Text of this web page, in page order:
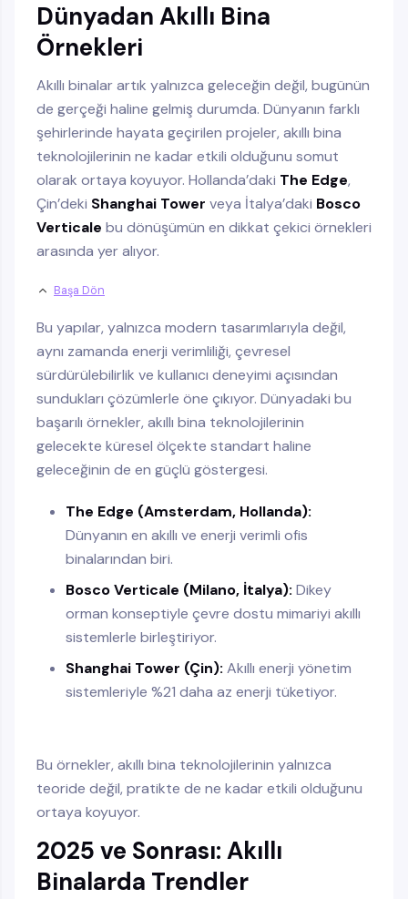
Dünyadan Akıllı Bina
Örnekleri
Akıllı binalar artık yalnızca geleceğin değil, bugünün
de gerçeği haline gelmiş durumda. Dünyanın farklı
şehirlerinde hayata geçirilen projeler, akıllı bina
teknolojilerinin ne kadar etkili olduğunu somut
olarak ortaya koyuyor. Hollanda’daki The Edge,
Çin’deki Shanghai Tower veya İtalya’daki Bosco
Verticale bu dönüşümün en dikkat çekici örnekleri
arasında yer alıyor.
Başa Dön
Bu yapılar, yalnızca modern tasarımlarıyla değil,
aynı zamanda enerji verimliliği, çevresel
sürdürülebilirlik ve kullanıcı deneyimi açısından
sundukları çözümlerle öne çıkıyor. Dünyadaki bu
başarılı örnekler, akıllı bina teknolojilerinin
gelecekte küresel ölçekte standart haline
geleceğinin de en güçlü göstergesi.
The Edge (Amsterdam, Hollanda):
Dünyanın en akıllı ve enerji verimli ofis
binalarından biri.
Bosco Verticale (Milano, İtalya): Dikey
orman konseptiyle çevre dostu mimariyi akıllı
sistemlerle birleştiriyor.
Shanghai Tower (Çin): Akıllı enerji yönetim
sistemleriyle %21 daha az enerji tüketiyor.
Bu örnekler, akıllı bina teknolojilerinin yalnızca
teoride değil, pratikte de ne kadar etkili olduğunu
ortaya koyuyor.
2025 ve Sonrası: Akıllı
Binalarda Trendler